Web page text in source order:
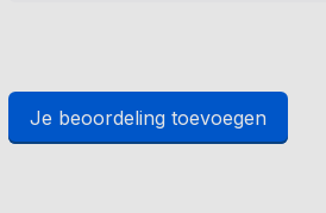
Je beoordeling toevoegen